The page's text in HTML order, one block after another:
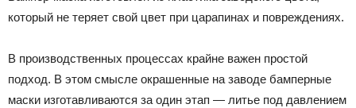
который не теряет свой цвет при царапинах и повреждениях.
В производственных процессах крайне важен простой
подход. В этом смысле окрашенные на заводе бамперные
маски изготавливаются за один этап — литье под давлением